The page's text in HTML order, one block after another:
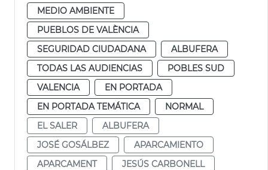
MEDIO AMBIENTE
PUEBLOS DE VALÈNCIA
SEGURIDAD CIUDADANA
ALBUFERA
TODAS LAS AUDIENCIAS
POBLES SUD
VALENCIA
EN PORTADA
EN PORTADA TEMÁTICA
NORMAL
EL SALER
ALBUFERA
JOSÉ GOSÁLBEZ
APARCAMIENTO
APARCAMENT
JESÚS CARBONELL